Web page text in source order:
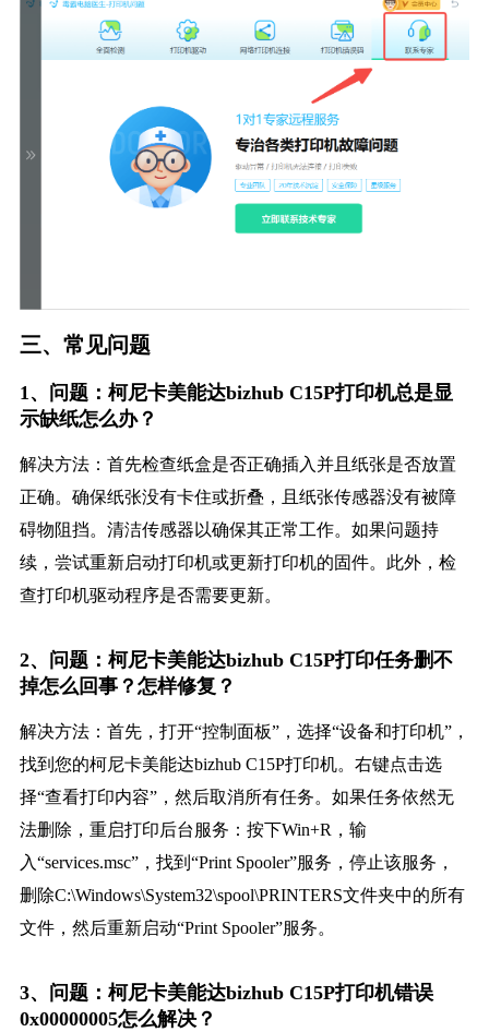
三、常见问题
1、问题：柯尼卡美能达bizhub C15P打印机总是显
示缺纸怎么办？
解决方法：首先检查纸盒是否正确插入并且纸张是否放置
正确。确保纸张没有卡住或折叠，且纸张传感器没有被障
碍物阻挡。清洁传感器以确保其正常工作。如果问题持
续，尝试重新启动打印机或更新打印机的固件。此外，检
查打印机驱动程序是否需要更新。
2、问题：柯尼卡美能达bizhub C15P打印任务删不
掉怎么回事？怎样修复？
解决方法：首先，打开“控制面板”，选择“设备和打印机”，
找到您的柯尼卡美能达bizhub C15P打印机。右键点击选
择“查看打印内容”，然后取消所有任务。如果任务依然无
法删除，重启打印后台服务：按下Win+R，输
入“services.msc”，找到“Print Spooler”服务，停止该服务，
删除C:\Windows\System32\spool\PRINTERS文件夹中的所有
文件，然后重新启动“Print Spooler”服务。
3、问题：柯尼卡美能达bizhub C15P打印机错误
0x00000005怎么解决？